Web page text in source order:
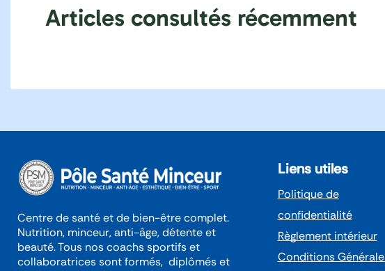
Articles consultés récemment
Centre de santé et de bien-être complet.
Nutrition, minceur, anti-âge, détente et
beauté. Tous nos coachs sportifs et
collaboratrices sont formés, diplômés et
Liens utiles
Politique de
confidentialité
Règlement intérieur
Conditions